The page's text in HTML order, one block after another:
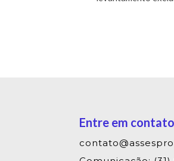
Entre em contato